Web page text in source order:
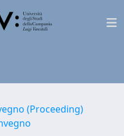
(Proceeding)